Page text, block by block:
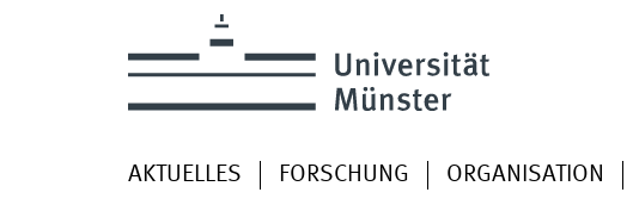
AKTUELLES FORSCHUNG ORGANISATION